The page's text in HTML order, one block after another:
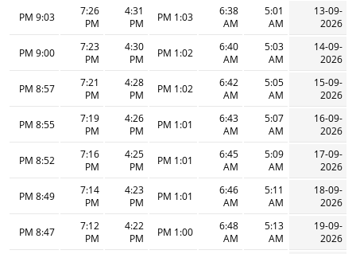
13-09-
2026
5:01
AM
6:38
AM
1:03 PM
4:31
PM
7:26
PM
9:03 PM
14-09-
2026
5:03
AM
6:40
AM
1:02 PM
4:30
PM
7:23
PM
9:00 PM
15-09-
2026
5:05
AM
6:42
AM
1:02 PM
4:28
PM
7:21
PM
8:57 PM
16-09-
2026
5:07
AM
6:43
AM
1:01 PM
4:26
PM
7:19
PM
8:55 PM
17-09-
2026
5:09
AM
6:45
AM
1:01 PM
4:25
PM
7:16
PM
8:52 PM
18-09-
2026
5:11
AM
6:46
AM
1:01 PM
4:23
PM
7:14
PM
8:49 PM
19-09-
2026
5:13
AM
6:48
AM
1:00 PM
4:22
PM
7:12
PM
8:47 PM